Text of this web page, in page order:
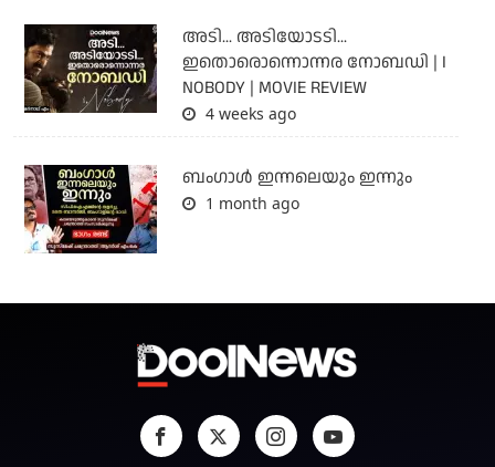
അടി... അടിയോടടി...
ഇതൊരൊന്നൊന്നര നോബഡി | I
NOBODY | MOVIE REVIEW
4 weeks ago
ബംഗാള്‍ ഇന്നലെയും ഇന്നും
1 month ago